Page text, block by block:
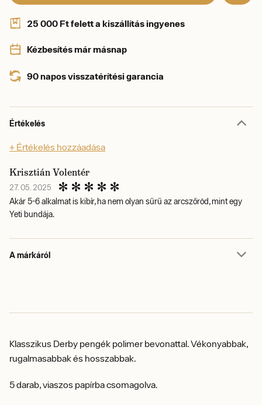
25 000 Ft felett a kiszállítás ingyenes
Kézbesítés már másnap
90 napos visszatérítési garancia
Értékelés
+ Értékelés hozzáadása
Krisztián Volentér
27. 05. 2025
Akár 5-6 alkalmat is kibír, ha nem olyan sűrű az arcszőröd, mint egy
Yeti bundája.
A márkáról
Klasszikus Derby pengék polimer bevonattal.Vékonyabbak,
rugalmasabbak és hosszabbak.
5 darab, viaszos papírba csomagolva.